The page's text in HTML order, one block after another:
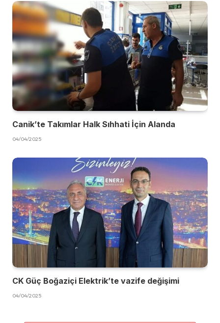
Canik’te Takımlar Halk Sıhhati İçin Alanda
04/04/2025
CK Güç Boğaziçi Elektrik’te vazife değişimi
04/04/2025